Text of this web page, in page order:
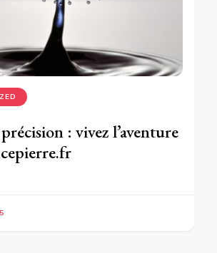
: vivez l’aventure